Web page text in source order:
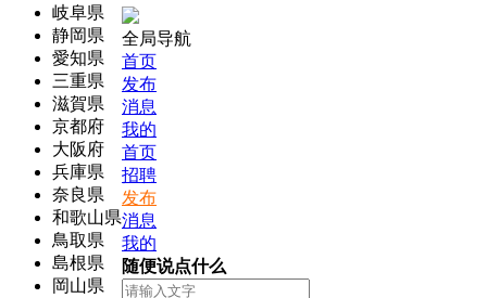
岐阜県
静岡県
愛知県
三重県
滋賀県
京都府
大阪府
兵庫県
奈良県
和歌山県
鳥取県
島根県
岡山県
全局导航
首页
发布
消息
我的
首页
招聘
发布
消息
我的
随便说点什么